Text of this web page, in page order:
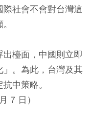
社會不會對台灣這
檯面，中國則立即
。為此，台灣及其
中策略。
7 日）